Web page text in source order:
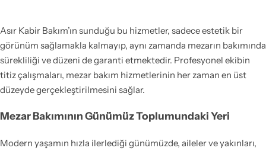
Asır Kabir Bakım’ın sunduğu bu hizmetler, sadece estetik bir
görünüm sağlamakla kalmayıp, aynı zamanda mezarın bakımında
sürekliliği ve düzeni de garanti etmektedir. Profesyonel ekibin
titiz çalışmaları, mezar bakım hizmetlerinin her zaman en üst
düzeyde gerçekleştirilmesini sağlar.
Mezar Bakımının Günümüz Toplumundaki Yeri
Modern yaşamın hızla ilerlediği günümüzde, aileler ve yakınları,